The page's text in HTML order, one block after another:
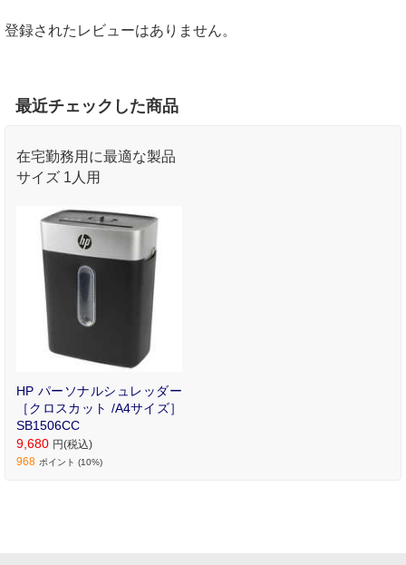
登録されたレビューはありません。
最近チェックした商品
在宅勤務用に最適な製品
サイズ 1人用
HP パーソナルシュレッダー
［クロスカット /A4サイズ］
SB1506CC
9,680 円(税込)
968 ポイント (10%)